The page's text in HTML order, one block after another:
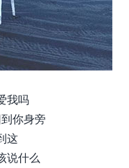
我吗
你身旁
这
说什么